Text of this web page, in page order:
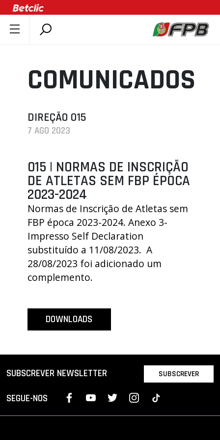
DOCUMENTOS
ÚLTIMAS
ASSOCIAÇÕES
CLUBES
AGENDA
SELEÇÕES
MINIBASQUETE
ÁREA TÉCNICA
PROJETOS
LIGA BETCLIC MASCULINA
LIGA BETCLIC FEMININA
COMUNICADOS
DIREÇÃO 015
7 AGO 2023
015 | NORMAS DE INSCRIÇÃO
DE ATLETAS SEM FBP ÉPOCA
2023-2024
Normas de Inscrição de Atletas sem
FBP época 2023-2024. Anexo 3-
Impresso Self Declaration
substituído a 11/08/2023. A
28/08/2023 foi adicionado um
complemento.
DOWNLOADS
SUBSCREVER NEWSLETTER SUBSCREVER
SEGUE-NOS